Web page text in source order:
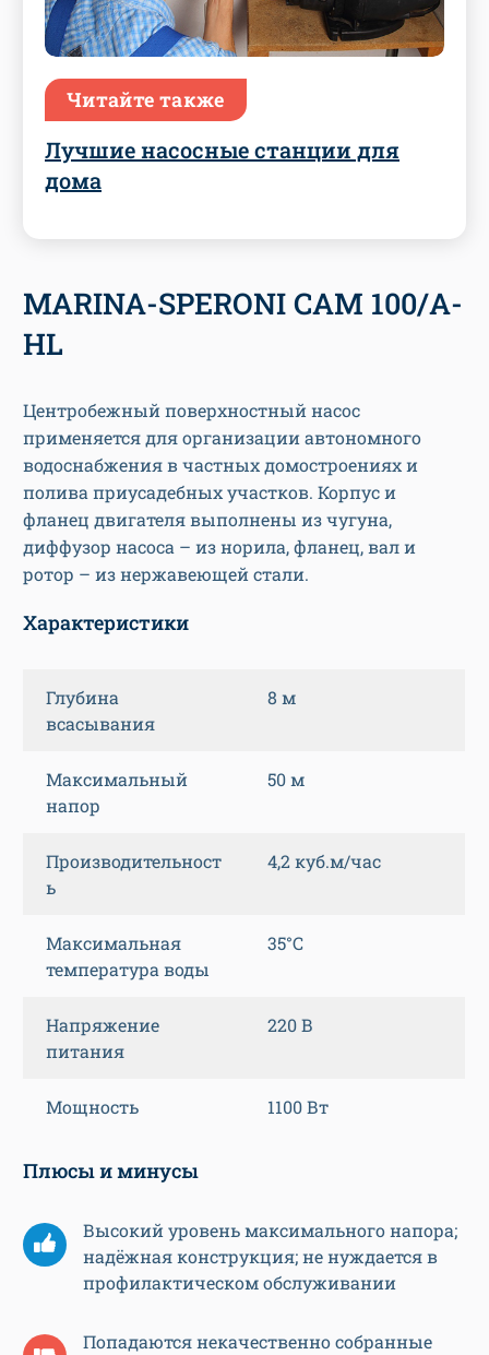
Читайте также
Лучшие насосные станции для
дома
MARINA-SPERONI CAM 100/A-
HL
Центробежный поверхностный насос
применяется для организации автономного
водоснабжения в частных домостроениях и
полива приусадебных участков. Корпус и
фланец двигателя выполнены из чугуна,
диффузор насоса – из норила, фланец, вал и
ротор – из нержавеющей стали.
Характеристики
Глубина
всасывания
8 м
Максимальный
напор
50 м
Производительност
ь
4,2 куб.м/час
Максимальная
температура воды
35°C
Напряжение
питания
220 В
Мощность 1100 Вт
Плюсы и минусы
Высокий уровень максимального напора;
надёжная конструкция; не нуждается в
профилактическом обслуживании
Попадаются некачественно собранные